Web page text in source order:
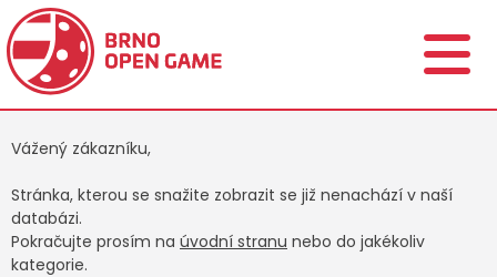
Vážený zákazníku,
Stránka, kterou se snažite zobrazit se již nenachází v naší
databázi.
Pokračujte prosím na úvodní stranu nebo do jakékoliv
kategorie.